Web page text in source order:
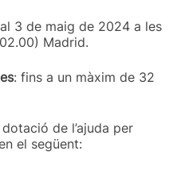
3 de maig de 2024 a les
Madrid.
: fins a un màxim de 32
de l’ajuda per
el següent: